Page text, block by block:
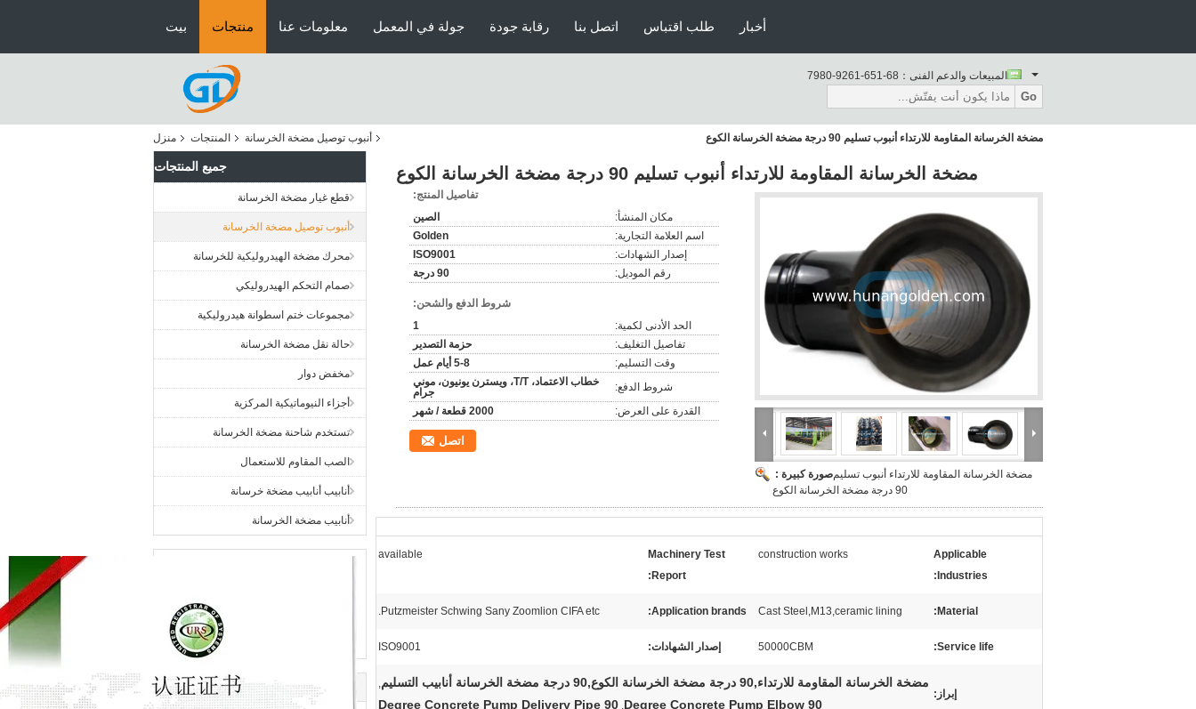
بيت منتجات معلومات عنا جولة في المعمل رقابة جودة اتصل بنا طلب اقتباس أخبار
المبيعات والدعم الفنى： 86-156-1629-0897
Go
منزل المنتجات أنبوب توصيل مضخة الخرسانة مضخة الخرسانة المقاومة للارتداء أنبوب تسليم 90 درجة مضخة الخرسانة الكوع
جميع المنتجات
قطع غيار مضخة الخرسانة
أنبوب توصيل مضخة الخرسانة
محرك مضخة الهيدروليكية للخرسانة
صمام التحكم الهيدروليكي
مجموعات ختم اسطوانة هيدروليكية
حالة نقل مضخة الخرسانة
مخفض دوار
أجزاء النيوماتيكية المركزية
تستخدم شاحنة مضخة الخرسانة
الصب المقاوم للاستعمال
أنابيب أنابيب مضخة خرسانة
أنابيب مضخة الخرسانة
مضخة الخرسانة المقاومة للارتداء أنبوب تسليم 90 درجة مضخة الخرسانة الكوع
صورة كبيرة :مضخة الخرسانة المقاومة للارتداء أنبوب تسليم
90 درجة مضخة الخرسانة الكوع
تفاصيل المنتج:
مكان المنشأ:
الصين
اسم العلامة التجارية:
Golden
إصدار الشهادات:
ISO9001
رقم الموديل:
90 درجة
شروط الدفع والشحن:
الحد الأدنى لكمية:
1
تفاصيل التغليف:
حزمة التصدير
وقت التسليم:
5-8 أيام عمل
شروط الدفع:
خطاب الاعتماد، T/T، ويسترن يونيون، موني
جرام
القدرة على العرض:
2000 قطعة / شهر
اتصل
Applicable
Industries:
construction works
Machinery Test
Report:
available
Material:
Cast Steel,M13,ceramic lining
Application brands:
Putzmeister Schwing Sany Zoomlion CIFA etc.
Service life:
50000CBM إصدار الشهادات: ISO9001
إبراز:
مضخة الخرسانة المقاومة للارتداء,90 درجة مضخة الخرسانة الكوع,90 درجة مضخة الخرسانة أنابيب التسليم ,
90 Degree Concrete Pump Elbow
,
90 Degree Concrete Pump Delivery Pipe